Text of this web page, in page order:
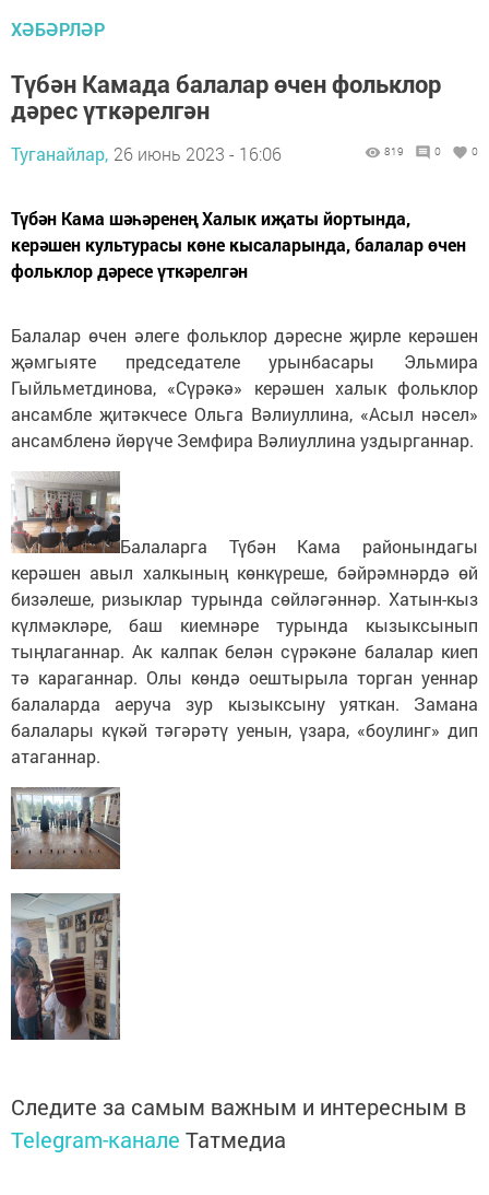
ХӘБӘРЛӘР
Түбән Камада балалар өчен фольклор
дәрес үткәрелгән
Туганайлар, 26 июнь 2023 - 16:06 819 0 0
Түбән Кама шәһәренең Халык иҗаты йортында,
керәшен культурасы көне кысаларында, балалар өчен
фольклор дәресе үткәрелгән
Балалар өчен әлеге фольклор дәресне җирле керәшен
җәмгыяте председателе урынбасары Эльмира
Гыйльметдинова, «Сүрәкә» керәшен халык фольклор
ансамбле җитәкчесе Ольга Вәлиуллина, «Асыл нәсел»
ансамбленә йөрүче Земфира Вәлиуллина уздырганнар.
Балаларга Түбән Кама районындагы
керәшен авыл халкының көнкүреше, бәйрәмнәрдә өй
бизәлеше, ризыклар турында сөйләгәннәр. Хатын-кыз
күлмәкләре, баш киемнәре турында кызыксынып
тыңлаганнар. Ак калпак белән сүрәкәне балалар киеп
тә караганнар. Олы көндә оештырыла торган уеннар
балаларда аеруча зур кызыксыну уяткан. Замана
балалары күкәй тәгәрәтү уенын, үзара, «боулинг» дип
атаганнар.
Следите за самым важным и интересным в
Telegram-канале Татмедиа